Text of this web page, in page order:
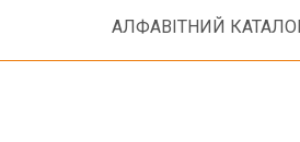
АЛФАВІТНИЙ